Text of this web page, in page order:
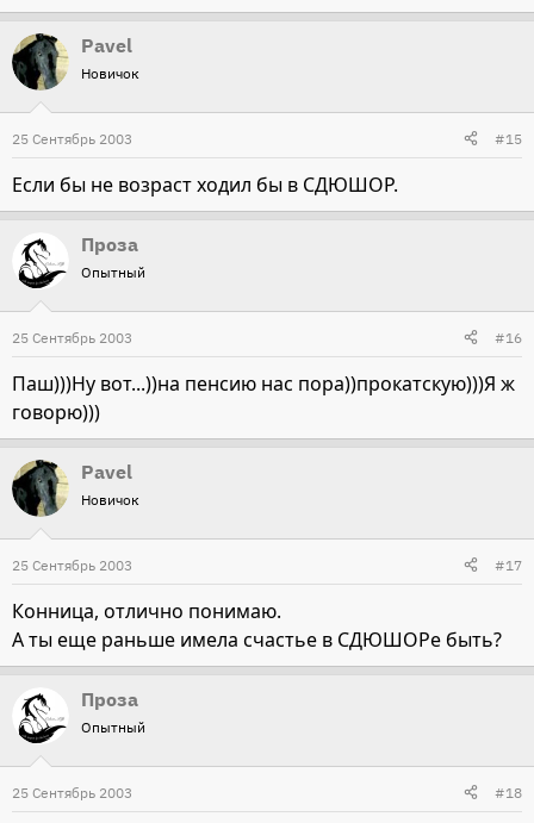
Pavel
Новичок
25 Сентябрь 2003 #15
Если бы не возраст ходил бы в СДЮШОР.
Проза
Опытный
25 Сентябрь 2003 #16
Паш)))Ну вот...))на пенсию нас пора))прокатскую)))Я ж
говорю)))
Pavel
Новичок
25 Сентябрь 2003 #17
Конница, отлично понимаю.
А ты еще раньше имела счастье в СДЮШОРе быть?
Проза
Опытный
25 Сентябрь 2003 #18